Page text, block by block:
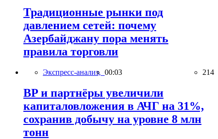
Традиционные рынки под
давлением сетей: почему
Азербайджану пора менять
правила торговли
Экспресс-анализ, 00:03 214
BP и партнёры увеличили
капиталовложения в АЧГ на 31%,
сохранив добычу на уровне 8 млн
тонн